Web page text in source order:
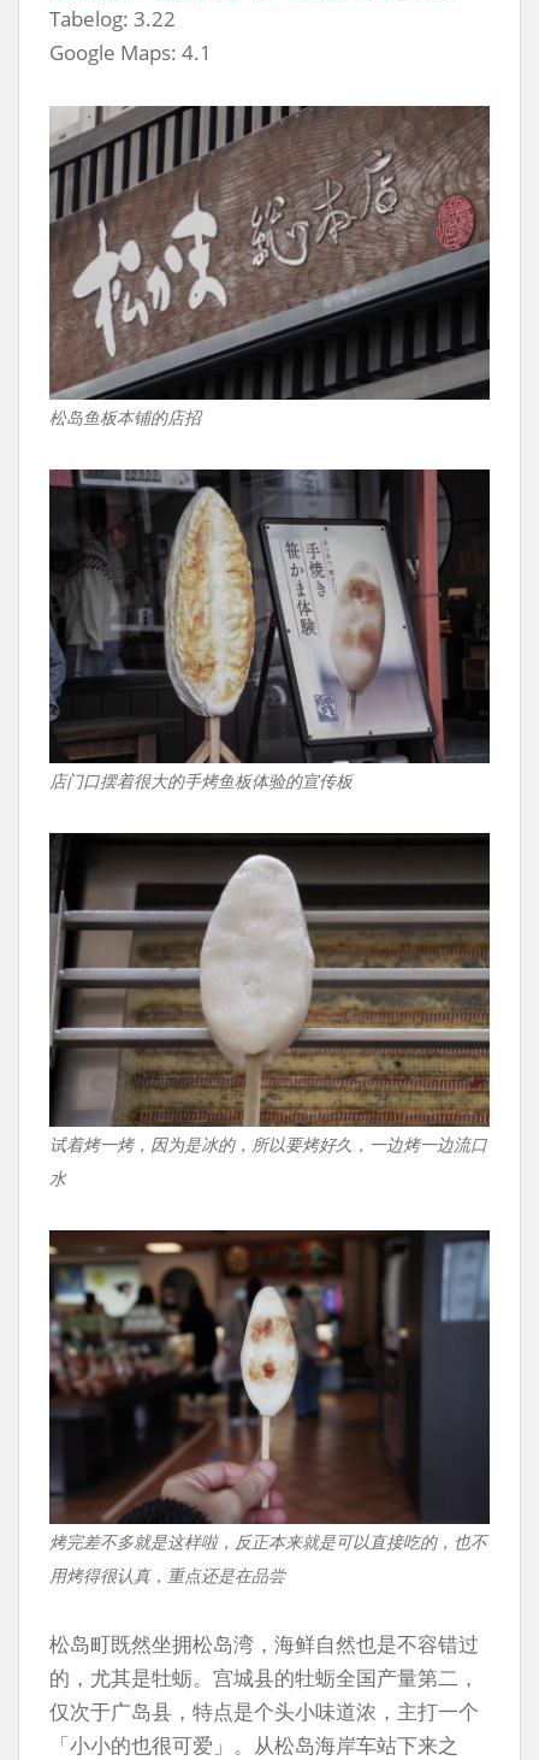
Tabelog: 3.22
Google Maps: 4.1
松岛鱼板本铺的店招
店门口摆着很大的手烤鱼板体验的宣传板
试着烤一烤，因为是冰的，所以要烤好久，一边烤一边流口
水
烤完差不多就是这样啦，反正本来就是可以直接吃的，也不
用烤得很认真，重点还是在品尝
松岛町既然坐拥松岛湾，海鲜自然也是不容错过
的，尤其是牡蛎。宫城县的牡蛎全国产量第二，
仅次于广岛县，特点是个头小味道浓，主打一个
「小小的也很可爱」。从松岛海岸车站下来之